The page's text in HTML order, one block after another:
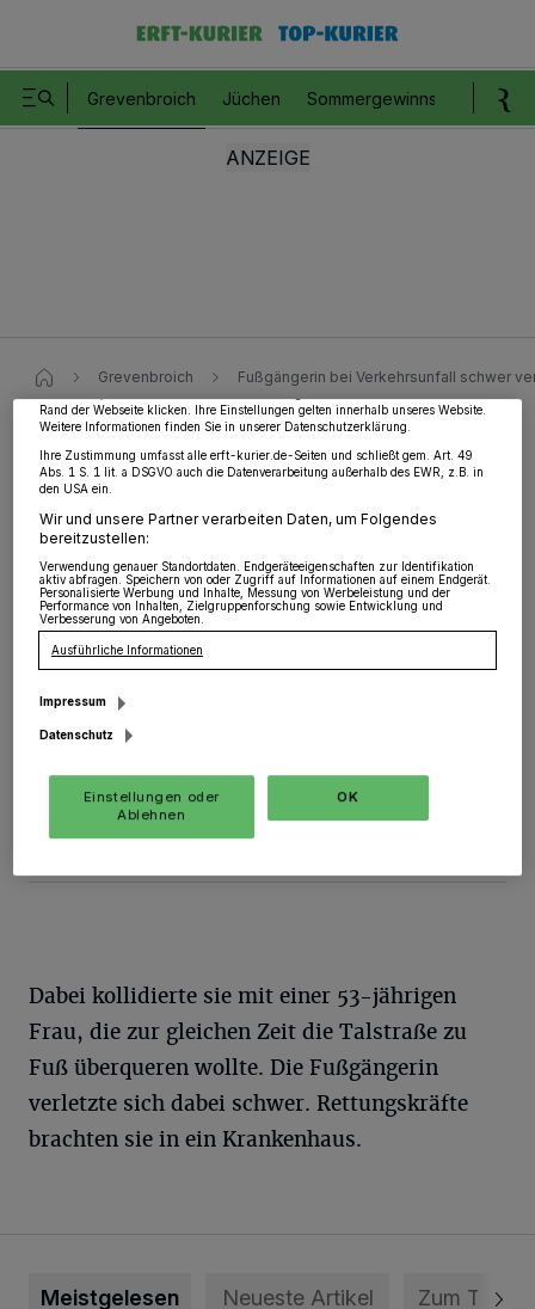
Grevenbroich Jüchen Sommergewinnspiel
Grevenbroich Fußgängerin bei Verkehrsunfall schwer
Fußgängerin bei Verkehrsunfall
schwer verletzt
Kapellen· Bei einem Verkehrsunfall am Montagmorgen
(16.04.) verletzte sich eine Fußgängerin schwer. Nach
ersten Erkenntnissen der Polizei beabsichtigte eine 26-
Jährige, gegen 09:35 Uhr, mit ihrem Pkw Opel von der
Friedrichstraße nach links auf die Talstraße abzubiegen.
16.04.2018 , 14:34 Uhr Eine Minute Lesezeit
Dabei kollidierte sie mit einer 53-jährigen
Frau, die zur gleichen Zeit die Talstraße zu
Fuß überqueren wollte. Die Fußgängerin
verletzte sich dabei schwer. Rettungskräfte
brachten sie in ein Krankenhaus.
Meistgelesen Neueste Artikel Zum Thema
wieder aufrufen, um Ihre Einstellungen zu ändern oder Ihre Einwilligung zu
Rand der Webseite klicken. Ihre Einstellungen gelten innerhalb unseres Website.
Weitere Informationen finden Sie in unserer Datenschutzerklärung.
Ihre Zustimmung umfasst alle erft-kurier.de-Seiten und schließt gem. Art. 49
Abs. 1 S. 1 lit. a DSGVO auch die Datenverarbeitung außerhalb des EWR, z.B. in
den USA ein.
Wir und unsere Partner verarbeiten Daten, um Folgendes
bereitzustellen:
Verwendung genauer Standortdaten. Endgeräteeigenschaften zur Identifikation
aktiv abfragen. Speichern von oder Zugriff auf Informationen auf einem Endgerät.
Personalisierte Werbung und Inhalte, Messung von Werbeleistung und der
Performance von Inhalten, Zielgruppenforschung sowie Entwicklung und
Verbesserung von Angeboten.
Ausführliche Informationen
Impressum
Datenschutz
Einstellungen oder
Ablehnen
OK